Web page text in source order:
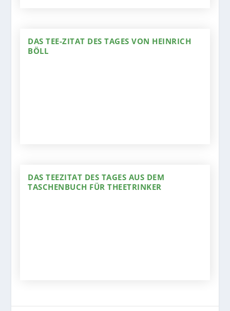
DAS TEE-ZITAT DES TAGES VON HEINRICH
BÖLL
DAS TEEZITAT DES TAGES AUS DEM
TASCHENBUCH FÜR THEETRINKER